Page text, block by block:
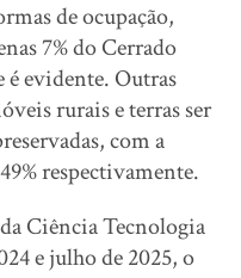
de ocupação,
7% do Cerrado
é evidente. Outras
rurais e terras ser
com a
respectivamente.
Ciência Tecnologia
e julho de 2025, o